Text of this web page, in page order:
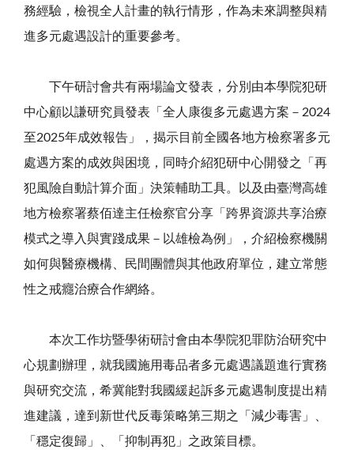
務經驗，檢視全人計畫的執行情形，作為未來調整與精
進多元處遇設計的重要參考。
下午研討會共有兩場論文發表，分別由本學院犯研
中心顧以謙研究員發表「全人康復多元處遇方案－2024
至2025年成效報告」，揭示目前全國各地方檢察署多元
處遇方案的成效與困境，同時介紹犯研中心開發之「再
犯風險自動計算介面」決策輔助工具。以及由臺灣高雄
地方檢察署蔡佰達主任檢察官分享「跨界資源共享治療
模式之導入與實踐成果－以雄檢為例」，介紹檢察機關
如何與醫療機構、民間團體與其他政府單位，建立常態
性之戒癮治療合作網絡。
本次工作坊暨學術研討會由本學院犯罪防治研究中
心規劃辦理，就我國施用毒品者多元處遇議題進行實務
與研究交流，希冀能對我國緩起訴多元處遇制度提出精
進建議，達到新世代反毒策略第三期之「減少毒害」、
「穩定復歸」、「抑制再犯」之政策目標。